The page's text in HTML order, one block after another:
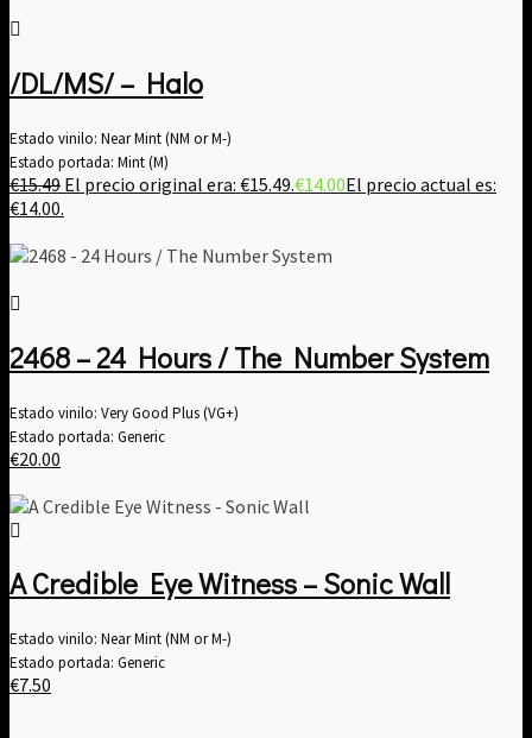
/DL/MS/ ‎– Halo
Estado vinilo: Near Mint (NM or M-)
Estado portada: Mint (M)
€15.49 El precio original era: €15.49.€14.00El precio actual es:
€14.00.
2468 – 24 Hours / The Number System
Estado vinilo: Very Good Plus (VG+)
Estado portada: Generic
€20.00
A Credible Eye Witness – Sonic Wall
Estado vinilo: Near Mint (NM or M-)
Estado portada: Generic
€7.50